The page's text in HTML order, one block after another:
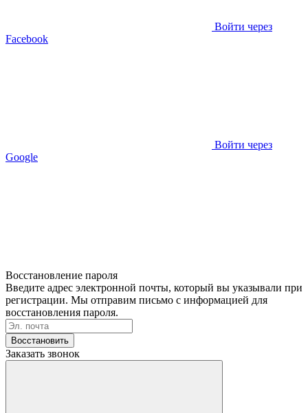
Войти через
Facebook
Войти через
Google
Восстановление пароля
Введите адрес электронной почты, который вы указывали при
регистрации. Мы отправим письмо с информацией для
восстановления пароля.
Восстановить
Заказать звонок